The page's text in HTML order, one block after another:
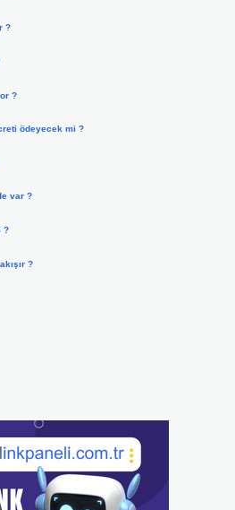
?
?
ödeyecek mi ?
var ?
?
?